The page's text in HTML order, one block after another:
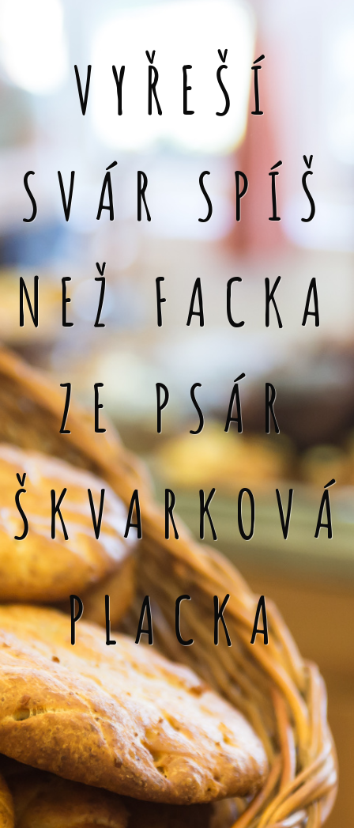
VYŘEŠÍ
SVÁR SPÍŠ
NEŽ FACKA
ZE PSÁR
ŠKVARKOVÁ
PLACKA